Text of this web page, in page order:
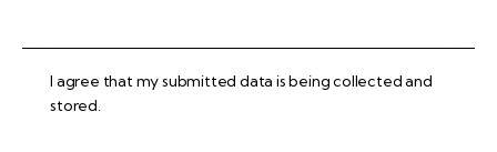
I agree that my submitted data is being collected and
stored.